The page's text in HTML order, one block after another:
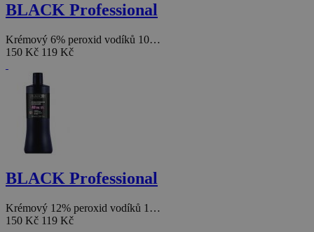
BLACK Professional
Krémový 6% peroxid vodíků 10…
150 Kč 119 Kč
BLACK Professional
Krémový 12% peroxid vodíků 1…
150 Kč 119 Kč